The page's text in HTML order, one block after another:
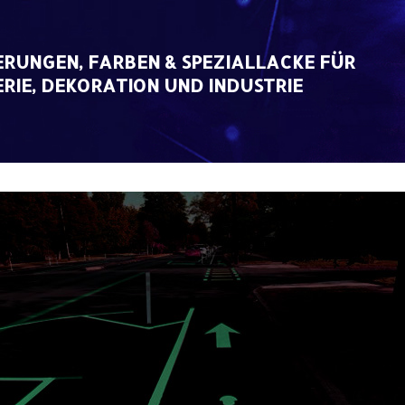
FARBEN & SPEZIALLACKE FÜR
DEKORATION UND INDUSTRIE